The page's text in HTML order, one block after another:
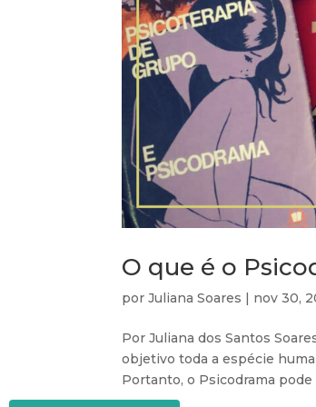
O que é o
porJuliana Soares | nov 30,
Por Juliana dos Santos
objetivo toda a espécie
Portanto, o Psicodrama